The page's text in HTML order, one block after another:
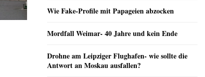
Wie Fake-Profile mit Papageien abzocken
Mordfall Weimar- 40 Jahre und kein Ende
Drohne am Leipziger Flughafen- wie sollte die
Antwort an Moskau ausfallen?